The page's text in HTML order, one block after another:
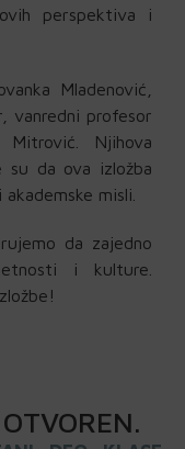
perspektiva i
Mladenović,
vanredni profesor
Njihova
su da ova izložba
misli.
da zajedno
i kulture.
.